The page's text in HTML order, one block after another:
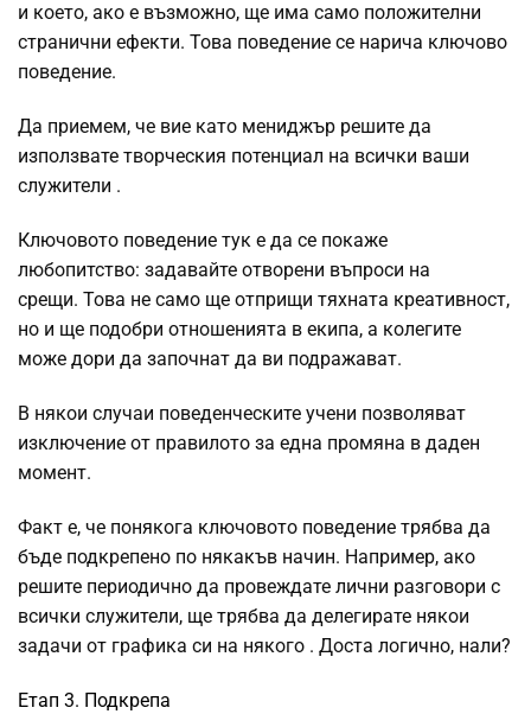
и което, ако е възможно, ще има само положителни
странични ефекти. Това поведение се нарича ключово
поведение.
Да приемем, че вие ​​като мениджър решите да
използвате творческия потенциал на всички ваши
служители .
Ключовото поведение тук е да се покаже
любопитство: задавайте отворени въпроси на
срещи. Това не само ще отприщи тяхната креативност,
но и ще подобри отношенията в екипа, а колегите
може дори да започнат да ви подражават.
В някои случаи поведенческите учени позволяват
изключение от правилото за една промяна в даден
момент.
Факт е, че понякога ключовото поведение трябва да
бъде подкрепено по някакъв начин. Например, ако
решите периодично да провеждате лични разговори с
всички служители, ще трябва да делегирате някои
задачи от графика си на някого . Доста логично, нали?
Етап 3. Подкрепа